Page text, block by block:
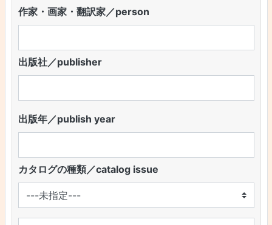
作家・画家・翻訳家／person
出版社／publisher
出版年／publish year
カタログの種類／catalog issue